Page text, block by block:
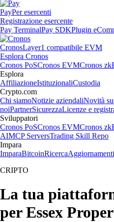
PayPer esercenti
Registrazione esercente
Pay TerminalPay SDKPlugin
CronosLayer1 compatibile EVM
Esplora Cronos
Cronos PoSCronos EVMCronos
Esplora
AffiliazioneIstituzionaliCustodia
Crypto.com
Chi siamoNotizie aziendaliNovità
noiPartnerSicurezzaLicenze e
Sviluppatori
Cronos PoSCronos EVMCronos
AIMCP ServersTrading Skill Repo
Impara
ImparaBitcoinRicerca
CRIPTO
La tua
per Essex